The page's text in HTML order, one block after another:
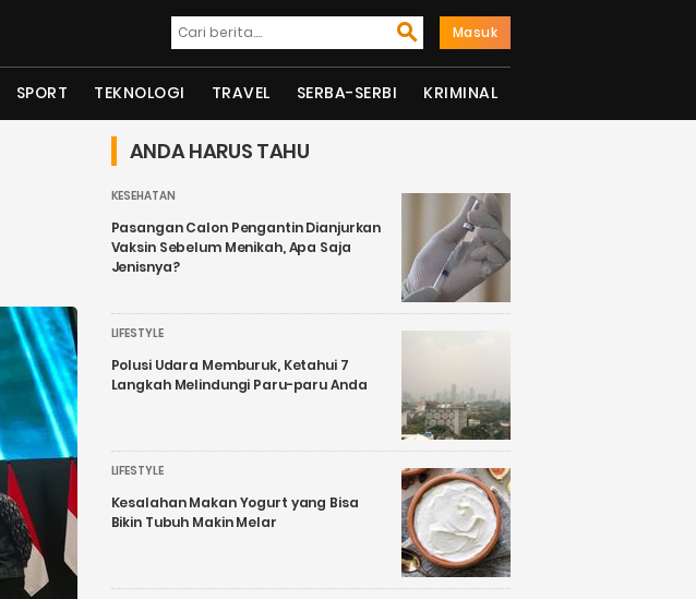
Masuk
SPORT TEKNOLOGI TRAVEL SERBA-SERBI KRIMINAL
ANDA HARUS TAHU
KESEHATAN
Pasangan Calon Pengantin Dianjurkan
Vaksin Sebelum Menikah, Apa Saja
Jenisnya?
LIFESTYLE
Polusi Udara Memburuk, Ketahui 7
Langkah Melindungi Paru-paru Anda
LIFESTYLE
Kesalahan Makan Yogurt yang Bisa
Bikin Tubuh Makin Melar